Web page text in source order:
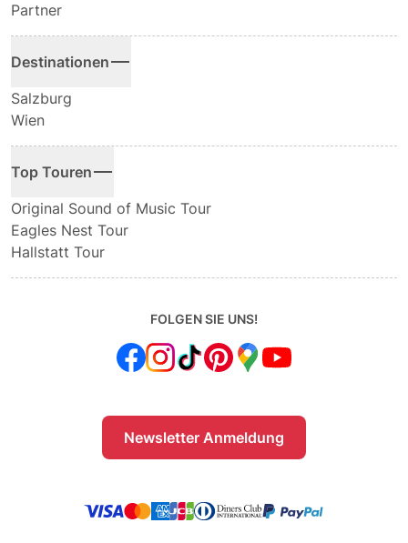
Partner
Destinationen
Salzburg
Wien
Top Touren
Original Sound of Music Tour
Eagles Nest Tour
Hallstatt Tour
FOLGEN SIE UNS!
Newsletter Anmeldung